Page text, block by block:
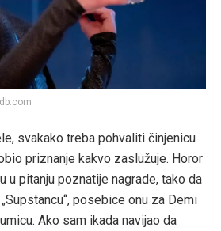
svakako treba pohvaliti činjenicu
priznanje kakvo zaslužuje. Horor
u pitanju poznatije nagrade, tako da
posebice onu za Demi
Ako sam ikada navijao da